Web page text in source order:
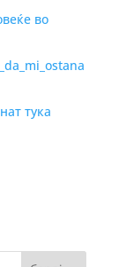
во
тука